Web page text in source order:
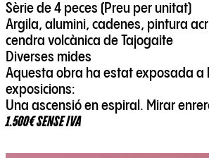
Sèrie de 4 peces (Preu per unitat)
Argila, alumini, cadenes, pintura
cendra volcànica de Tajogaite
Diverses mides
Aquesta obra ha estat exposada a
exposicions:
Una ascensió en espiral. Mirar
1.500€ SENSE IVA